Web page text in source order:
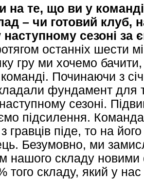
на те, що ви у
– чи готовий клуб,
сезоні за
останніх шести
гру ми хочемо
Починаючи з
фундамент для
сезоні.
підсилення. Команда
гравців піде, то на
Безумовно, ми
нашого складу
того складу, який у